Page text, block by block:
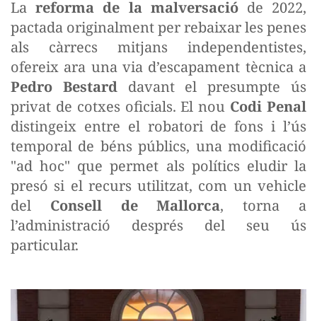
Lareforma de la malversacióde 2022,
pactada originalment per rebaixar les penes
als càrrecs mitjans independentistes,
ofereix ara una via d’escapament tècnica a
Pedro Bestarddavant el presumpte ús
privat de cotxes oficials. El nou Codi Penal
distingeix entre el robatori de fons i l’ús
temporal de béns públics, una modificació
"ad hoc" que permet als polítics eludir la
presó si el recurs utilitzat, com un vehicle
del Consell de Mallorca, torna a
l’administració després del seu ús
particular.